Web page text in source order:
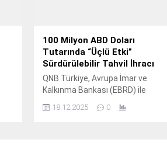
100 Milyon ABD Doları
Tutarında “Üçlü Etki”
Sürdürülebilir Tahvil İhracı
QNB Türkiye, Avrupa İmar ve
Kalkınma Bankası (EBRD) ile
kapsamında 100 milyon ABD doları
18.12.2025 0